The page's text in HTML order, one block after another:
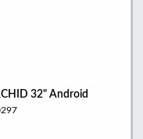
32" Android